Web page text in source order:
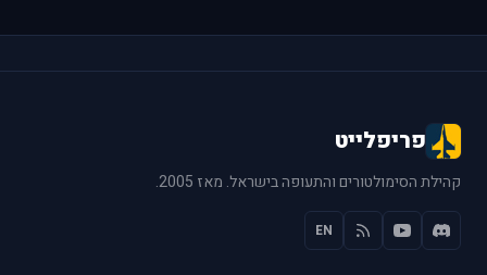
פריפלייט
קהילת הסימולטורים והתעופה בישראל. מאז 2005.
EN